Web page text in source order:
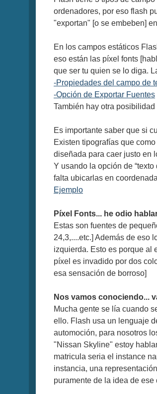
ordenadores, por eso flash
"exportan" [o se embeben]
En los campos estáticos
eso están las píxel fonts
que ser tu quien se lo diga.
-Propiedades del campo de
-Opción de Exportar Fuentes
También hay otra
Es importante saber que si
Existen tipografías que
diseñada para caer justo en
Y usando la opción de
falta ubicarlas en
Ejemplo
Píxel Fonts... he odio
Estas son fuentes de
24,3,....etc.] Además de eso
izquierda. Esto es porque al
píxel es invadido por dos
esa sensación de borroso]
Nos vamos conociendo...
Mucha gente se lía cuando
ello. Flash usa un lenguaje
automoción, para nosotros
"Nissan Skyline" estoy
matricula seria el instance
instancia, una
puramente de la idea de ese